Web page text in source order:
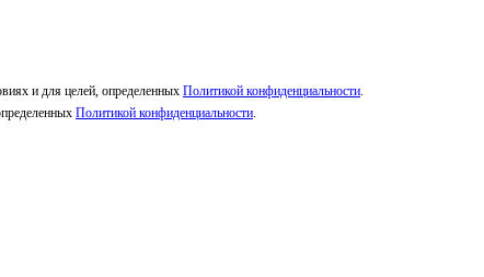
и для целей, определенных Политикой конфиденциальности.
Политикой конфиденциальности.